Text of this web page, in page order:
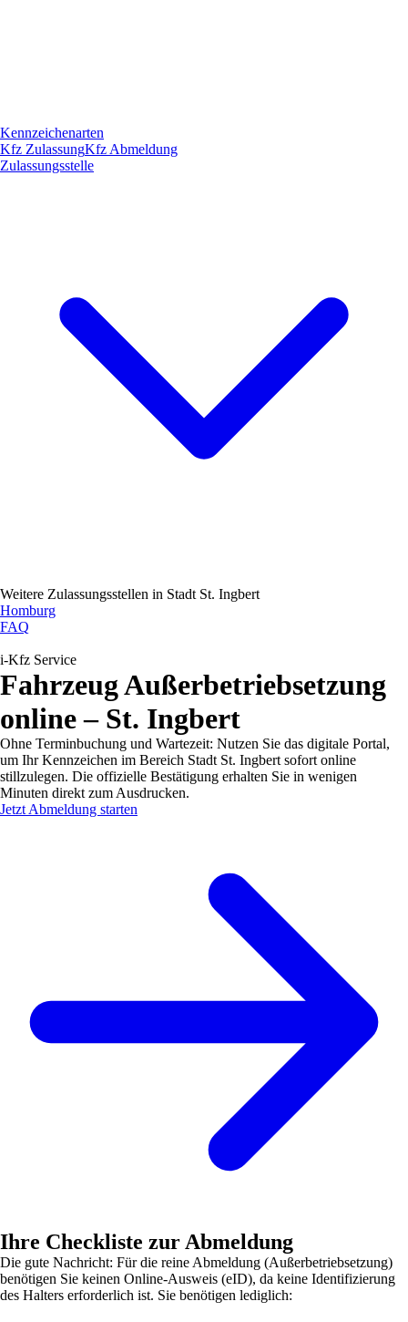
Kennzeichenarten
Kfz ZulassungKfz Abmeldung
Zulassungsstelle
Weitere Zulassungsstellen in Stadt St. Ingbert
Homburg
FAQ
i-Kfz Service
Fahrzeug Außerbetriebsetzung
online – St. Ingbert
Ohne Terminbuchung und Wartezeit: Nutzen Sie das digitale Portal,
um Ihr Kennzeichen im Bereich Stadt St. Ingbert sofort online
stillzulegen. Die offizielle Bestätigung erhalten Sie in wenigen
Minuten direkt zum Ausdrucken.
Jetzt Abmeldung starten
Ihre Checkliste zur Abmeldung
Die gute Nachricht: Für die reine Abmeldung (Außerbetriebsetzung)
benötigen Sie keinen Online-Ausweis (eID), da keine Identifizierung
des Halters erforderlich ist. Sie benötigen lediglich: